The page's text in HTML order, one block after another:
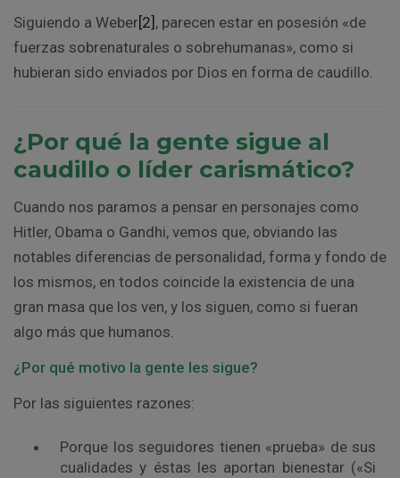
Siguiendo a Weber[2] , parecen estar en posesión «de
fuerzas sobrenaturales o sobrehumanas», como si
hubieran sido enviados por Dios en forma de caudillo.
¿Por qué la gente sigue al
caudillo o líder carismático?
Cuando nos paramos a pensar en personajes como
Hitler, Obama o Gandhi, vemos que, obviando las
notables diferencias de personalidad, forma y fondo de
los mismos, en todos coincide la existencia de una
gran masa que los ven, y los siguen, como si fueran
algo más que humanos.
¿Por qué motivo la gente les sigue?
Por las siguientes razones:
Porque los seguidores tienen «prueba» de sus
cualidades y éstas les aportan bienestar («Si